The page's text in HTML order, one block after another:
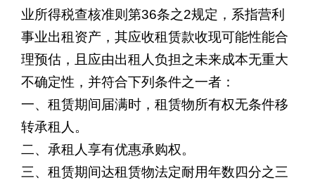
业所得税查核准则第36条之2规定，系指营利
事业出租资产，其应收租赁款收现可能性能合
理预估，且应由出租人负担之未来成本无重大
不确定性，并符合下列条件之一者：
一、租赁期间届满时，租赁物所有权无条件移
转承租人。
二、承租人享有优惠承购权。
三、租赁期间达租赁物法定耐用年数四分之三